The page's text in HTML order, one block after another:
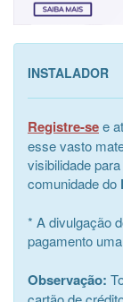
INSTALADOR
Registre-see
esse vasto
visibilidade
comunidade do
* A divulgação
pagamento
Observação: